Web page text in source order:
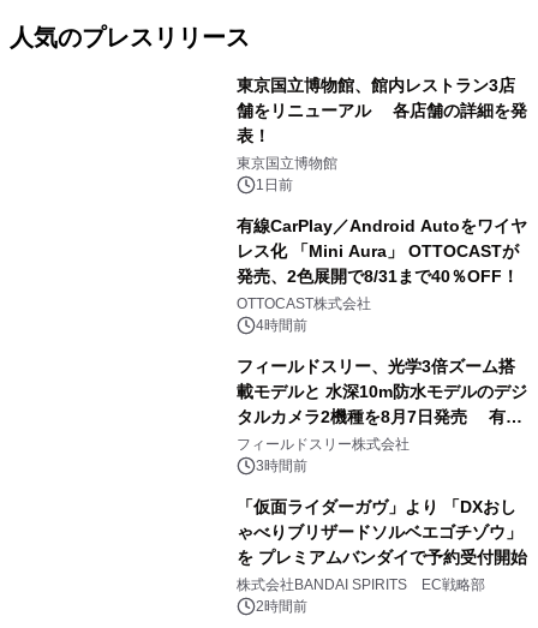
人気のプレスリリース
東京国立博物館、館内レストラン3店
舗をリニューアル 各店舗の詳細を発
表！
東京国立博物館
1日前
有線CarPlay／Android Autoをワイヤ
レス化 「Mini Aura」 OTTOCASTが
発売、2色展開で8/31まで40％OFF！
OTTOCAST株式会社
4時間前
フィールドスリー、光学3倍ズーム搭
載モデルと 水深10m防水モデルのデジ
タルカメラ2機種を8月7日発売 有効
約1300万画素、用途別に選べるコンデ
ジ新登場
フィールドスリー株式会社
3時間前
「仮面ライダーガヴ」より 「DXおし
ゃべりブリザードソルベエゴチゾウ」
を プレミアムバンダイで予約受付開始
株式会社BANDAI SPIRITS EC戦略部
2時間前